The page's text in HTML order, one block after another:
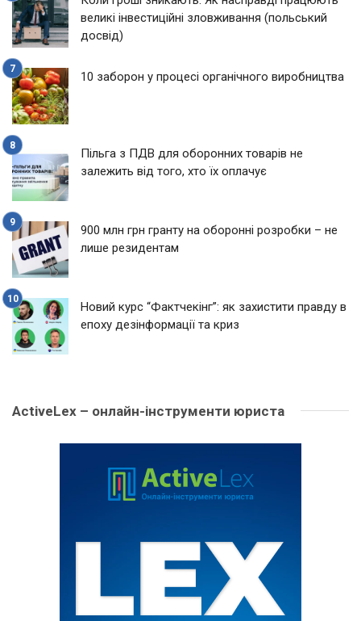
великі інвестиційні зловживання (польський
досвід)
10 заборон у процесі органічного виробництва
Пільга з ПДВ для оборонних товарів не
залежить від того, хто їх оплачує
900 млн грн гранту на оборонні розробки – не
лише резидентам
Новий курс “Фактчекінг”: як захистити правду в
епоху дезінформації та криз
ActiveLex – онлайн-інструменти юриста